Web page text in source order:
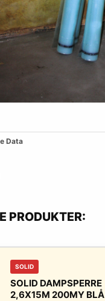
Data
PRODUKTER:
SOLID
SOLID DAMPSPERRE
2,6X15M 200MY BLÅ